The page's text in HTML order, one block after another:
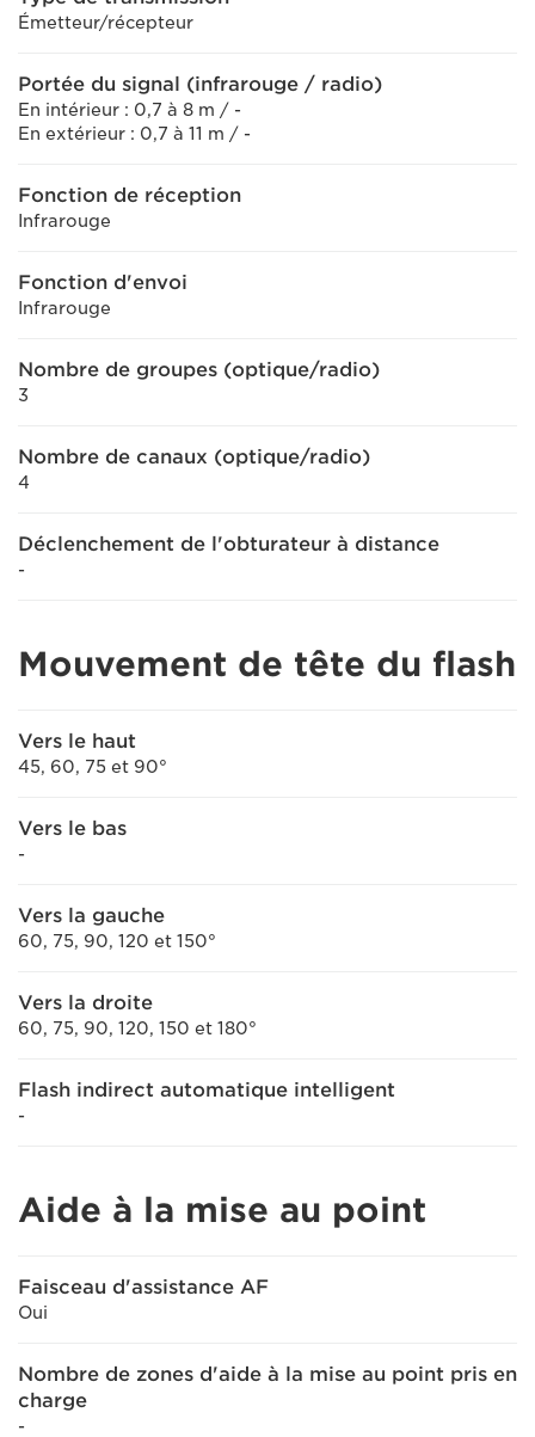
Émetteur/récepteur
Portée du signal (infrarouge / radio)
En intérieur : 0,7 à 8 m / -
En extérieur : 0,7 à 11 m / -
Fonction de réception
Infrarouge
Fonction d'envoi
Infrarouge
Nombre de groupes (optique/radio)
3
Nombre de canaux (optique/radio)
4
Déclenchement de l'obturateur à distance
-
Mouvement de tête du flash
Vers le haut
45, 60, 75 et 90°
Vers le bas
-
Vers la gauche
60, 75, 90, 120 et 150°
Vers la droite
60, 75, 90, 120, 150 et 180°
Flash indirect automatique intelligent
-
Aide à la mise au point
Faisceau d'assistance AF
Oui
Nombre de zones d'aide à la mise au point pris en
charge
-